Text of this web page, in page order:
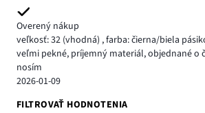
Overený nákup
veľkosť: 32 (vhodná) ,farba: čierna/biela
veľmi pekné, príjemný materiál, objednané o
nosím
2026-01-09
FILTROVAŤ HODNOTENIA